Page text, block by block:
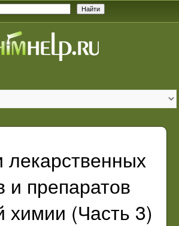
лекарственных
и препаратов
химии (Часть 3)